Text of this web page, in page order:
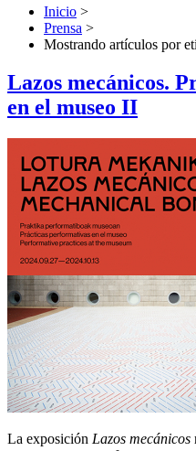
Inicio >
Prensa >
Mostrando artículos por
Lazos mecánicos.
en el museo II
La exposición Lazos mecánicos